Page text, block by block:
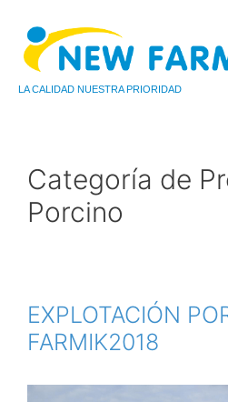
LA CALIDAD NUESTRA PRIORIDAD
Categoría de
Porcino
EXPLOTACIÓN
FARMIK2018